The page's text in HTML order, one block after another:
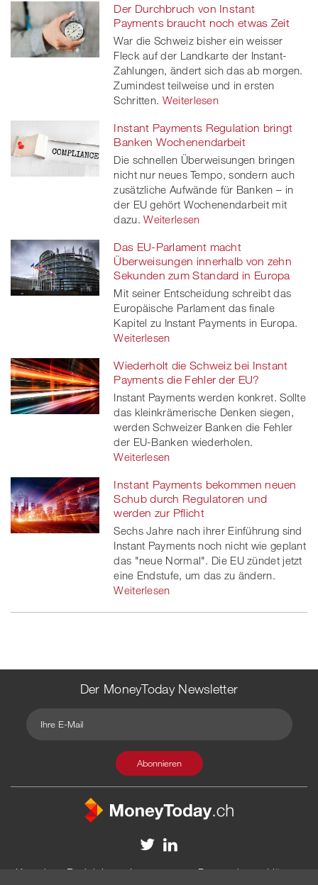
Der Durchbruch von Instant
Payments braucht noch etwas Zeit
War die Schweiz bisher ein weisser
Fleck auf der Landkarte der Instant-
Zahlungen, ändert sich das ab morgen.
Zumindest teilweise und in ersten
Schritten. Weiterlesen
Instant Payments Regulation bringt
Banken Wochenendarbeit
Die schnellen Überweisungen bringen
nicht nur neues Tempo, sondern auch
zusätzliche Aufwände für Banken – in
der EU gehört Wochenendarbeit mit
dazu. Weiterlesen
Das EU-Parlament macht
Überweisungen innerhalb von zehn
Sekunden zum Standard in Europa
Mit seiner Entscheidung schreibt das
Europäische Parlament das finale
Kapitel zu Instant Payments in Europa.
Weiterlesen
Wiederholt die Schweiz bei Instant
Payments die Fehler der EU?
Instant Payments werden konkret. Sollte
das kleinkrämerische Denken siegen,
werden Schweizer Banken die Fehler
der EU-Banken wiederholen.
Weiterlesen
Instant Payments bekommen neuen
Schub durch Regulatoren und
werden zur Pflicht
Sechs Jahre nach ihrer Einführung sind
Instant Payments noch nicht wie geplant
das "neue Normal". Die EU zündet jetzt
eine Endstufe, um das zu ändern.
Weiterlesen
Der MoneyToday Newsletter
Kontakt Redaktion Impressum
Datenschutzerklärung